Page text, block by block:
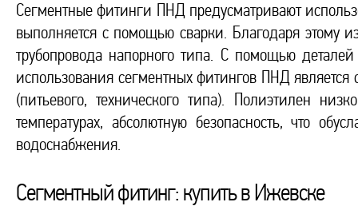
Сегментные фитинги ПНД предусматривают
выполняется с помощью сварки. Благодаря этому
трубопровода напорного типа. С помощью
использования сегментных фитингов ПНД
(питьевого, технического типа). Полиэтилен
температурах, абсолютную безопасность, что
водоснабжения.
Сегментный фитинг: купить в Ижевске